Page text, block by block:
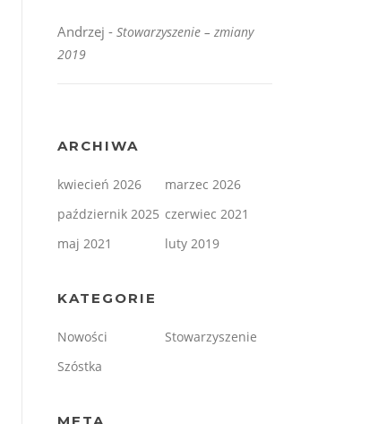
Andrzej - Stowarzyszenie – zmiany
2019
ARCHIWA
kwiecień 2026
marzec 2026
październik 2025 czerwiec 2021
maj 2021
luty 2019
KATEGORIE
Nowości
Stowarzyszenie
Szóstka